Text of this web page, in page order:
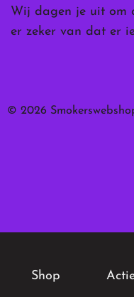
Wij dagen je uit om
er zeker van dat er
© 2026
Shop